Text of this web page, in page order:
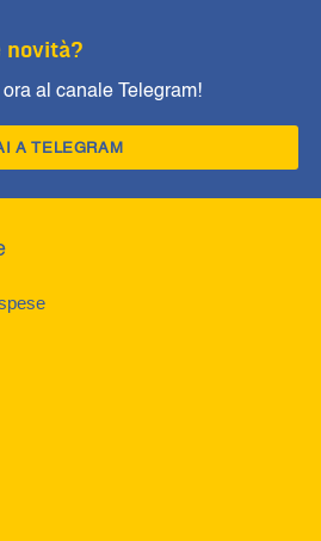
novità?
al canale Telegram!
A TELEGRAM